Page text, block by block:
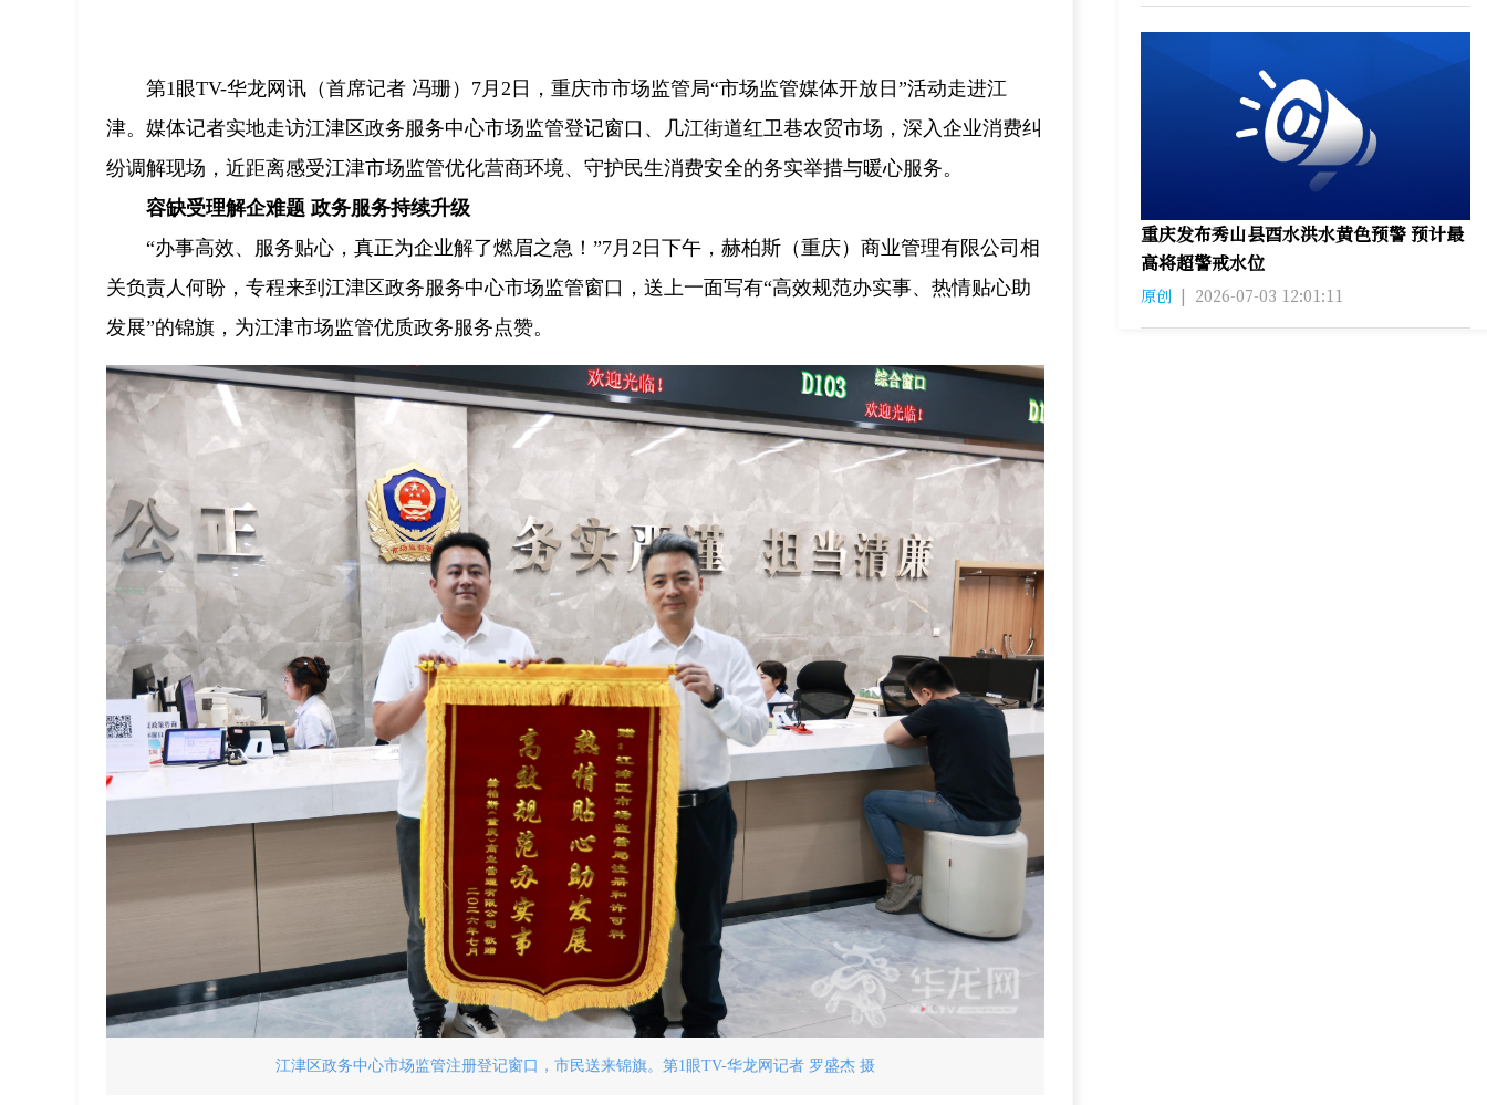
第1眼TV-华龙网讯（首席记者 冯珊）7月2日，重庆市市场监管局“市场监管媒体开放日”活动走进江
津。媒体记者实地走访江津区政务服务中心市场监管登记窗口、几江街道红卫巷农贸市场，深入企业消费纠
纷调解现场，近距离感受江津市场监管优化营商环境、守护民生消费安全的务实举措与暖心服务。
容缺受理解企难题 政务服务持续升级
“办事高效、服务贴心，真正为企业解了燃眉之急！”7月2日下午，赫柏斯（重庆）商业管理有限公司相
关负责人何盼，专程来到江津区政务服务中心市场监管窗口，送上一面写有“高效规范办实事、热情贴心助
发展”的锦旗，为江津市场监管优质政务服务点赞。
江津区政务中心市场监管注册登记窗口，市民送来锦旗。第1眼TV-华龙网记者 罗盛杰 摄
重庆发布秀山县酉水洪水黄色预警 预计最
高将超警戒水位
原创 | 2026-07-03 12:01:11